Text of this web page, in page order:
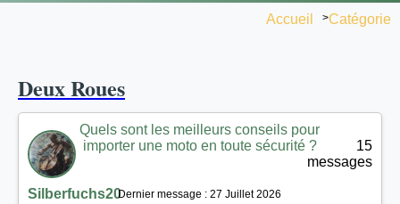
Accueil >Catégorie
Deux Roues
Quels sont les meilleurs conseils pour
importer une moto en toute sécurité ?
Silberfuchs20
15
messages
Dernier message : 27 Juillet 2026